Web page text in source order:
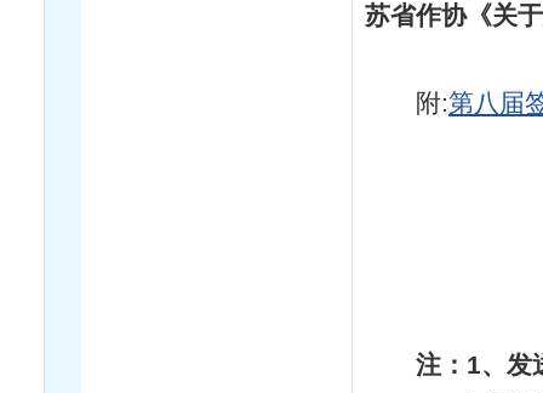
苏省作协《关
附:第八届
注：1、发